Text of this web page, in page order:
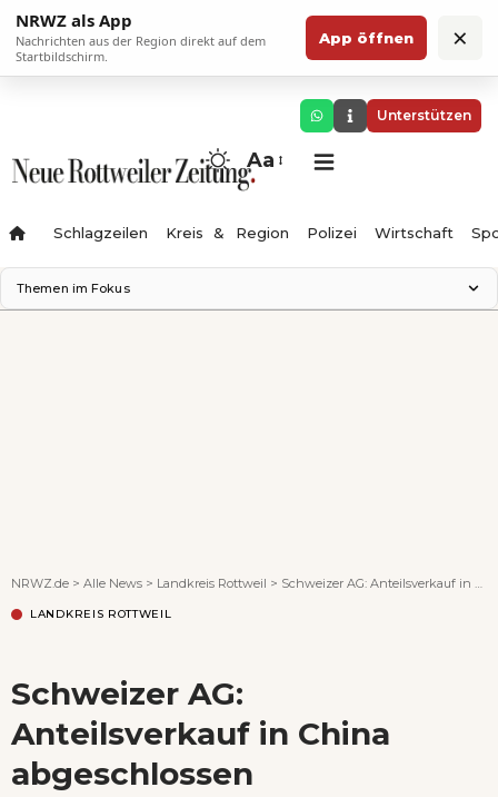
NRWZ als App
Nachrichten aus der Region direkt auf dem
Startbildschirm.
App öffnen ×
Unterstützen
Aa
Schlagzeilen Kreis & Region Polizei Wirtschaft
Themen im Fokus
NRWZ.de > Alle News > Landkreis Rottweil > Schweizer AG: Anteilsverkauf in China abgeschlossen
LANDKREIS ROTTWEIL
Schweizer AG:
Anteilsverkauf in China
abgeschlossen